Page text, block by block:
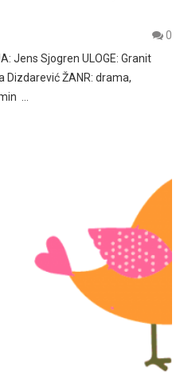
0
Jens Sjogren ULOGE: Granit
Dizdarević ŽANR: drama,
…